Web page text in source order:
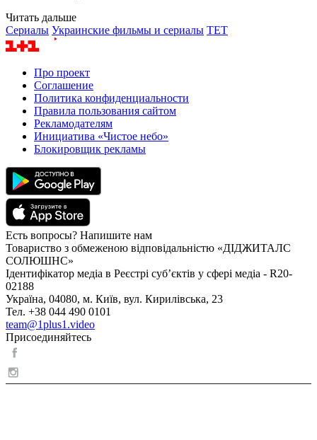
Читать дальше
Сериалы Украинские фильмы и сериалы TET
Про проект
Соглашение
Политика конфиденциальности
Правила пользования сайтом
Рекламодателям
Инициатива «Чистое небо»
Блокировщик рекламы
Есть вопросы? Напишите нам
Товариство з обмеженою відповідальністю «ДІДЖИТАЛС
СОЛЮШНС»
Ідентифікатор медіа в Реєстрі суб’єктів у сфері медіа - R20-
02188
Україна, 04080, м. Київ, вул. Кирилівська, 23
Тел. +38 044 490 0101
team@1plus1.video
Присоединяйтесь